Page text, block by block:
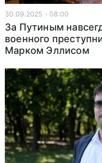
30.09.2025 - 08:00
За Путиным
военного
Марком Эллисом